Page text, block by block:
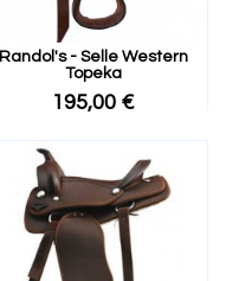
Randol's - Selle Western
Topeka
195,00 €